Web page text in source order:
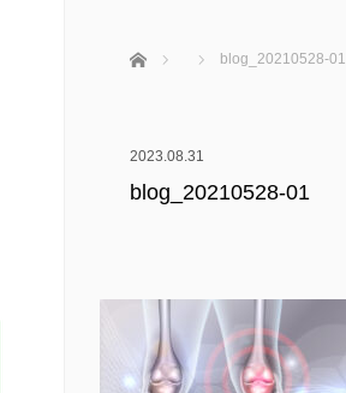
ホーム blog_20210528-01
2023.08.31
blog_20210528-01